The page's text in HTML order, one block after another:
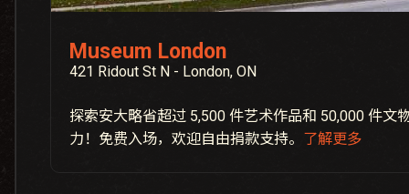
Museum London
421 Ridout St N - London, ON
探索安大略省超过 5,500 件艺术作品和 50,000 件文
力！免费入场，欢迎自由捐款支持。 了解更多